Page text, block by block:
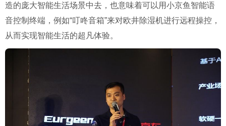
造的庞大智能生活场景中去，也意味着可以用小京鱼智能语
音控制终端，例如“叮咚音箱”来对欧井除湿机进行远程操控，
从而实现智能生活的超凡体验。